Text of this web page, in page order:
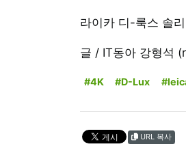
라이카 디-룩스 솔
글 / IT동아 강형석
#4K #D-Lux
URL 복사